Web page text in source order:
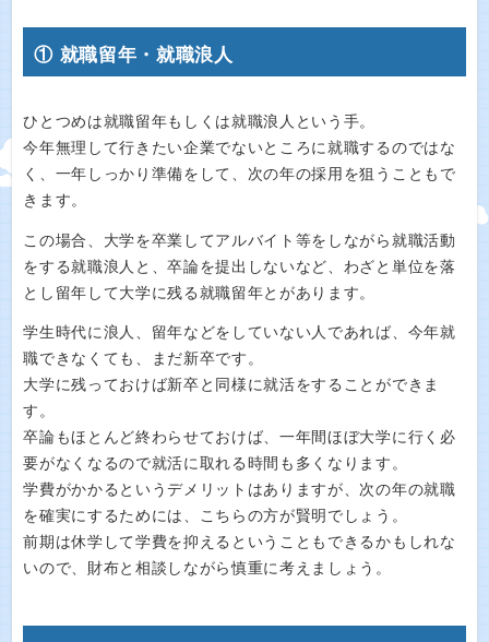
① 就職留年・就職浪人
ひとつめは就職留年もしくは就職浪人という手。
今年無理して行きたい企業でないところに就職するのではな
く、一年しっかり準備をして、次の年の採用を狙うこともで
きます。
この場合、大学を卒業してアルバイト等をしながら就職活動
をする就職浪人と、卒論を提出しないなど、わざと単位を落
とし留年して大学に残る就職留年とがあります。
学生時代に浪人、留年などをしていない人であれば、今年就
職できなくても、まだ新卒です。
大学に残っておけば新卒と同様に就活をすることができま
す。
卒論もほとんど終わらせておけば、一年間ほぼ大学に行く必
要がなくなるので就活に取れる時間も多くなります。
学費がかかるというデメリットはありますが、次の年の就職
を確実にするためには、こちらの方が賢明でしょう。
前期は休学して学費を抑えるということもできるかもしれな
いので、財布と相談しながら慎重に考えましょう。